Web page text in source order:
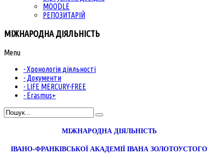
MOODLE
РЕПОЗИТАРІЙ
МІЖНАРОДНА ДІЯЛЬНІСТЬ
Menu
- Хронологія діяльності
- Документи
- LIFE MERCURY-FREE
- Erasmus+
МІЖНАРОДНА ДІЯЛЬНІСТЬ
ІВАНО-ФРАНКІВСЬКОЇ АКАДЕМІЇ ІВАНА ЗОЛОТОУСТОГО